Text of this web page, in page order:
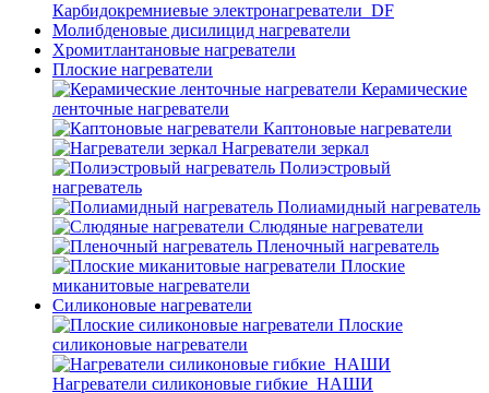
Карбидокремниевые электронагреватели_DF
Молибденовые дисилицид нагреватели
Хромитлантановые нагреватели
Плоские нагреватели
Керамические
ленточные нагреватели
Каптоновые нагреватели
Нагреватели зеркал
Полиэстровый
нагреватель
Полиамидный нагреватель
Слюдяные нагреватели
Пленочный нагреватель
Плоские
миканитовые нагреватели
Силиконовые нагреватели
Плоские
силиконовые нагреватели
Нагреватели силиконовые гибкие_НАШИ